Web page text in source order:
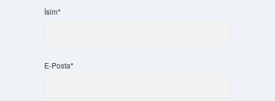
İsim*
E-Posta*